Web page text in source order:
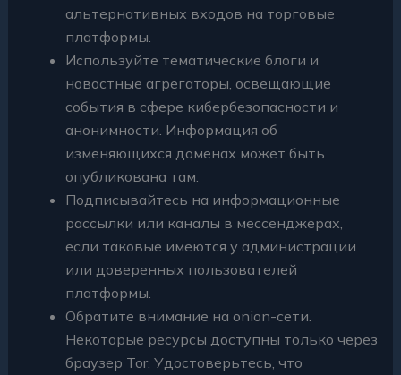
альтернативных входов на торговые
платформы.
Используйте тематические блоги и
новостные агрегаторы, освещающие
события в сфере кибербезопасности и
анонимности. Информация об
изменяющихся доменах может быть
опубликована там.
Подписывайтесь на информационные
рассылки или каналы в мессенджерах,
если таковые имеются у администрации
или доверенных пользователей
платформы.
Обратите внимание на onion-сети.
Некоторые ресурсы доступны только через
браузер Tor. Удостоверьтесь, что